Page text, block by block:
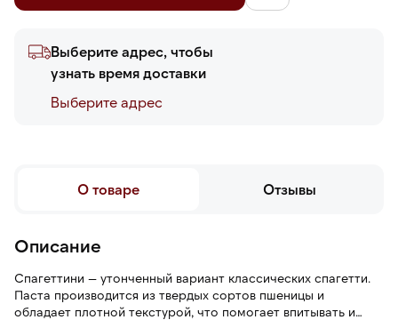
Выберите адрес, чтобы
узнать время доставки
Выберите адреc
О товаре Отзывы
Описание
Спагеттини — утонченный вариант классических спагетти.
Паста производится из твердых сортов пшеницы и
обладает плотной текстурой, что помогает впитывать и